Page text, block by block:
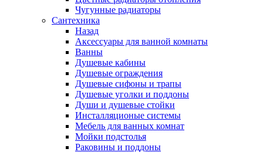
Чугунные радиаторы
Сантехника
Назад
Аксессуары для ванной комнаты
Ванны
Душевые кабины
Душевые ограждения
Душевые сифоны и трапы
Душевые уголки и поддоны
Души и душевые стойки
Инсталляционые системы
Мебель для ванных комнат
Мойки подстолья
Раковины и поддоны